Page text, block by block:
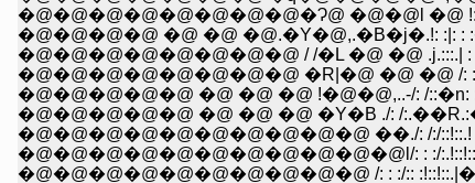
�@�@�@�@�@�@�@�@�Ɂ@ �@�@l �@
�@�@�@�@ �@ �@ �@.�Y�@,.�B�j�.!: :|:
�@�@�@�@�@�@�@�@ / /�L �@ �@
�@�@�@�@�@�@�@�@ �R|�@ �@ �@ /:
�@�@�@�@�@ �@ �@ �@ !�@�@,..-/: /
�@�@�@�@�@ �@ �@ �@ �Y�B ./: /
�@�@�@�@�@�@�@�@�@�@ ��./: /:/
�@�@�@�@�@�@�@�@�@�@�@l/: : :/
�@�@�@�@�@�@�@�@�@�@ /: : :/::